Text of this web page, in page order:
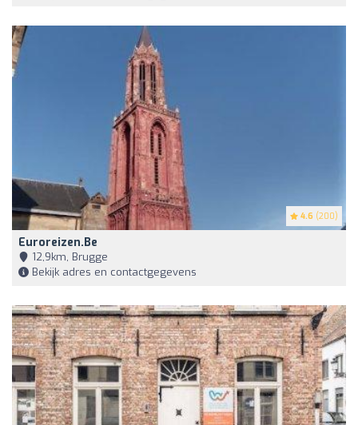
4.6 (200)
Euroreizen.be
12,9km, Brugge
Bekijk adres en contactgegevens